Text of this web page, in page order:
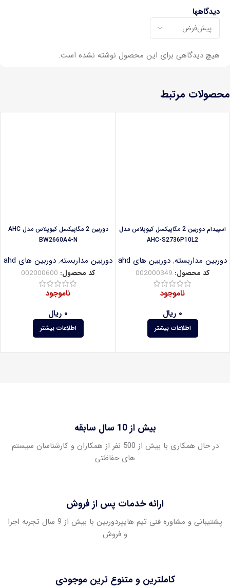
دیدگاهها
هیچ دیدگاهی برای این محصول نوشته نشده است.
محصولات مرتبط
اسپیدام دوربین 2 مگاپیکسل کیوپلاس مدل
AHC-S2736P10L2
دوربین مداربسته, دوربین های ahd
کد محصول: 002000349
ناموجود
۰ ریال
اطلاعات بیشتر
دوربین 2 مگاپیکسل کیوپلاس مدل AHC
BW2660A4-N
دوربین مداربسته, دوربین های ahd
کد محصول: 002000600
ناموجود
۰ ریال
اطلاعات بیشتر
بیش از 10 سال سابقه
در حال همکاری با بیش از 500 نفر از همکاران و کارشناسان سیستم
های حفاظتی
ارائه خدمات پس از فروش
پشتیبانی و مشاوره فنی تیم هایپردوربین با بیش از 9 سال تجربه اجرا
و فروش
کاملترین و متنوع ترین موجودی